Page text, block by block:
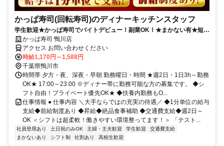
かっぱ寿司(回転寿司)のディナーキッチンスタッフ
学生歓迎★かっぱ寿司でバイトデビュー！副業OK！★まかない有★短時
間OK★履歴書不要
かっぱ寿司 鴨川店
アクセス お問い合わせください
時給1,170円～1,588円
千葉県鴨川市
時間帯 夕方・夜、深夜・早朝 勤務曜日・時間 ★週2日・1日3h～勤務
OK★ 17:00～23:00 ※ディナー帯に勤務可能な方の募集です。 ◆シ
フト自由！プライベート優先OK★ ◆扶養内勤務もO...
仕事情報 ● 仕事内容 ＼大手ならではの充実の待遇／ ◆1分単位の給与
支給◆前給制度あり ◆昇給◆絶品食事補助 ◆交通費支給◆週2日～
OK ＜シフトは超柔軟！働きやすい環境整ってます！＞ 「テスト...
社員登用あり 土日祝のみOK 主婦・主夫歓迎 学生歓迎
交通費支給
まかないあり
シフト制 社割あり 高校生歓迎